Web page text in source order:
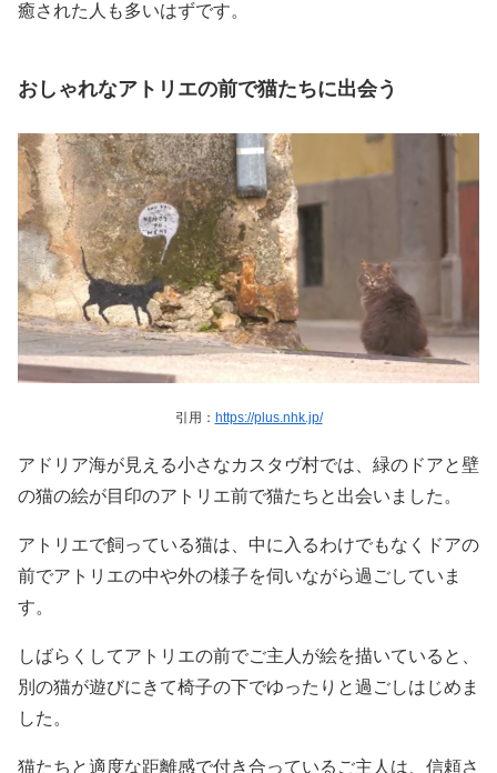
癒された人も多いはずです。
おしゃれなアトリエの前で猫たちに出会う
引用： https://plus.nhk.jp/
アドリア海が見える小さなカスタヴ村では、緑のドアと壁
の猫の絵が目印のアトリエ前で猫たちと出会いました。
アトリエで飼っている猫は、中に入るわけでもなくドアの
前でアトリエの中や外の様子を伺いながら過ごしていま
す。
しばらくしてアトリエの前でご主人が絵を描いていると、
別の猫が遊びにきて椅子の下でゆったりと過ごしはじめま
した。
猫たちと適度な距離感で付き合っているご主人は、信頼さ